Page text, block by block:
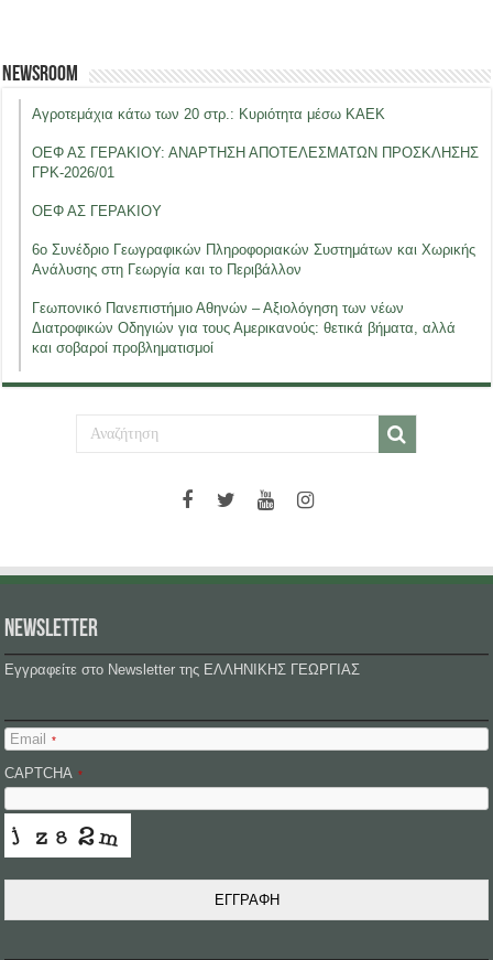
Newsroom
Αγροτεμάχια κάτω των 20 στρ.: Κυριότητα μέσω ΚΑΕΚ
ΟΕΦ ΑΣ ΓΕΡΑΚΙΟΥ: ΑΝΑΡΤΗΣΗ ΑΠΟΤΕΛΕΣΜΑΤΩΝ ΠΡΟΣΚΛΗΣΗΣ
ΓΡΚ-2026/01
ΟΕΦ ΑΣ ΓΕΡΑΚΙΟΥ
6ο Συνέδριο Γεωγραφικών Πληροφοριακών Συστημάτων και Χωρικής
Ανάλυσης στη Γεωργία και το Περιβάλλον
Γεωπονικό Πανεπιστήμιο Αθηνών – Αξιολόγηση των νέων
Διατροφικών Οδηγιών για τους Αμερικανούς: θετικά βήματα, αλλά
και σοβαροί προβληματισμοί
NEWSLETTER
Εγγραφείτε στο Newsletter της ΕΛΛΗΝΙΚΗΣ ΓΕΩΡΓΙΑΣ
Email *
CAPTCHA *
ΕΓΓΡΑΦΗ